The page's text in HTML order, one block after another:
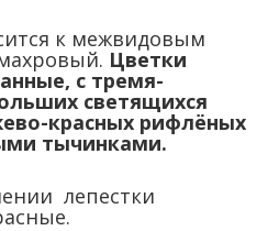
к межвидовым
Цветки
с тремя-
светящихся
красных рифлёных
тычинками.
лепестки